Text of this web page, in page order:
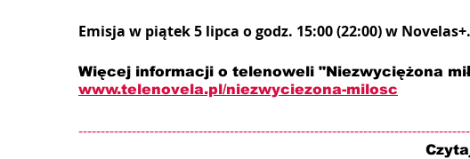
Emisja w piątek 5 lipca o godz. 15:00 (22:00) w Novelas+.
Więcej informacji o telenoweli "Niezwyciężona
www.telenovela.pl/niezwyciezona-milosc